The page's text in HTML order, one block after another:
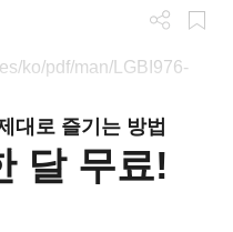
ko/pdf/man/LGBI976-
대로 즐기는 방법
달 무료!